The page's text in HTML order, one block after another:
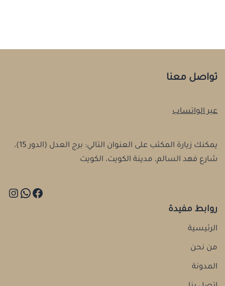
تواصل معنا
عبر الواتساب
يمكنك زيارة المكتب على العنوان التالي: برج العدل (الدور 15)،
شارع فهد السالم، مدينة الكويت، الكويت
روابط مفيدة
الرئيسية
من نحن
المدونة